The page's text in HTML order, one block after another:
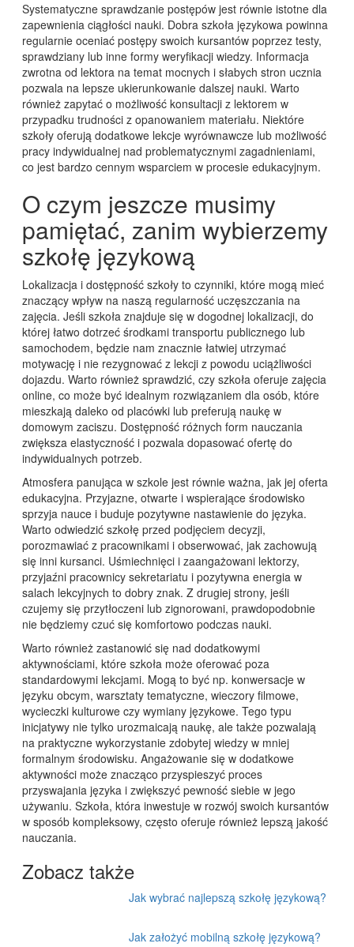
Systematyczne sprawdzanie postępów jest równie istotne dla
zapewnienia ciągłości nauki. Dobra szkoła językowa powinna
regularnie oceniać postępy swoich kursantów poprzez testy,
sprawdziany lub inne formy weryfikacji wiedzy. Informacja
zwrotna od lektora na temat mocnych i słabych stron ucznia
pozwala na lepsze ukierunkowanie dalszej nauki. Warto
również zapytać o możliwość konsultacji z lektorem w
przypadku trudności z opanowaniem materiału. Niektóre
szkoły oferują dodatkowe lekcje wyrównawcze lub możliwość
pracy indywidualnej nad problematycznymi zagadnieniami,
co jest bardzo cennym wsparciem w procesie edukacyjnym.
O czym jeszcze musimy
pamiętać, zanim wybierzemy
szkołę językową
Lokalizacja i dostępność szkoły to czynniki, które mogą mieć
znaczący wpływ na naszą regularność uczęszczania na
zajęcia. Jeśli szkoła znajduje się w dogodnej lokalizacji, do
której łatwo dotrzeć środkami transportu publicznego lub
samochodem, będzie nam znacznie łatwiej utrzymać
motywację i nie rezygnować z lekcji z powodu uciążliwości
dojazdu. Warto również sprawdzić, czy szkoła oferuje zajęcia
online, co może być idealnym rozwiązaniem dla osób, które
mieszkają daleko od placówki lub preferują naukę w
domowym zaciszu. Dostępność różnych form nauczania
zwiększa elastyczność i pozwala dopasować ofertę do
indywidualnych potrzeb.
Atmosfera panująca w szkole jest równie ważna, jak jej oferta
edukacyjna. Przyjazne, otwarte i wspierające środowisko
sprzyja nauce i buduje pozytywne nastawienie do języka.
Warto odwiedzić szkołę przed podjęciem decyzji,
porozmawiać z pracownikami i obserwować, jak zachowują
się inni kursanci. Uśmiechnięci i zaangażowani lektorzy,
przyjaźni pracownicy sekretariatu i pozytywna energia w
salach lekcyjnych to dobry znak. Z drugiej strony, jeśli
czujemy się przytłoczeni lub zignorowani, prawdopodobnie
nie będziemy czuć się komfortowo podczas nauki.
Warto również zastanowić się nad dodatkowymi
aktywnościami, które szkoła może oferować poza
standardowymi lekcjami. Mogą to być np. konwersacje w
języku obcym, warsztaty tematyczne, wieczory filmowe,
wycieczki kulturowe czy wymiany językowe. Tego typu
inicjatywy nie tylko urozmaicają naukę, ale także pozwalają
na praktyczne wykorzystanie zdobytej wiedzy w mniej
formalnym środowisku. Angażowanie się w dodatkowe
aktywności może znacząco przyspieszyć proces
przyswajania języka i zwiększyć pewność siebie w jego
używaniu. Szkoła, która inwestuje w rozwój swoich kursantów
w sposób kompleksowy, często oferuje również lepszą jakość
nauczania.
Zobacz także
Jak wybrać najlepszą szkołę językową?
Jak założyć mobilną szkołę językową?